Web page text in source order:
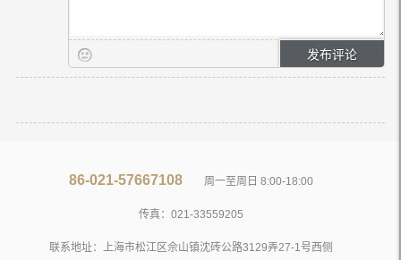
86-021-57667108 周一至周日 8:00-18:00
传真：021-33559205
联系地址：上海市松江区佘山镇沈砖公路3129弄27-1号西侧